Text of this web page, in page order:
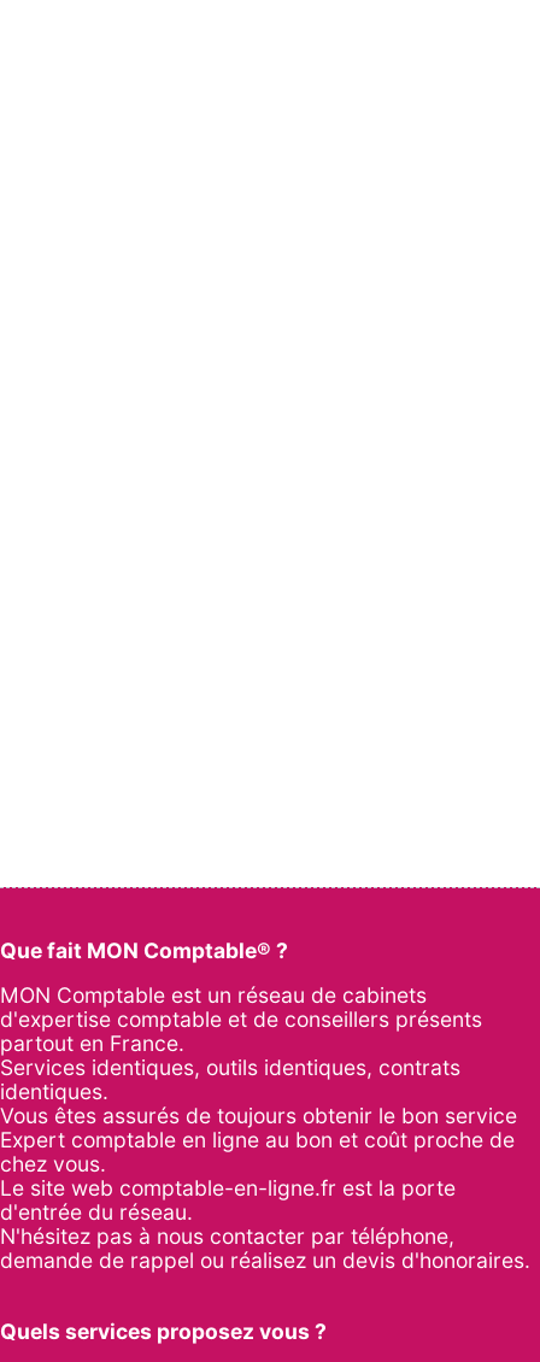
Que fait MON Comptable® ?
MON Comptable est un réseau de cabinets
d'expertise comptable et de conseillers présents
partout en France.
Services identiques, outils identiques, contrats
identiques.
Vous êtes assurés de toujours obtenir le bon service
Expert comptable en ligne au bon et coût proche de
chez vous.
Le site web comptable-en-ligne.fr est la porte
d'entrée du réseau.
N'hésitez pas à nous contacter par téléphone,
demande de rappel ou réalisez un devis d'honoraires.
Quels services proposez vous ?